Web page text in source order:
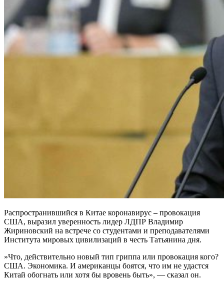
Распространившийся в Китае коронавирус – провокация
США, выразил уверенность лидер ЛДПР Владимир
Жириновский на встрече со студентами и преподавателями
Института мировых цивилизаций в честь Татьянина дня.
‪»Что, действительно новый тип гриппа или провокация кого?
США. Экономика. И американцы боятся, что им не удастся
Китай обогнать или хотя бы вровень быть», — сказал он.